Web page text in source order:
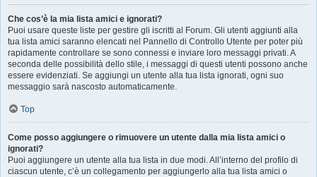
Che cos’è la mia lista amici e ignorati?
Puoi usare queste liste per gestire gli iscritti al Forum. Gli utenti aggiunti alla
tua lista amici saranno elencati nel Pannello di Controllo Utente per poter più
rapidamente controllare se sono connessi e inviare loro messaggi privati. A
seconda delle possibilità dello stile, i messaggi di questi utenti possono anche
essere evidenziati. Se aggiungi un utente alla tua lista ignorati, ogni suo
messaggio sarà nascosto automaticamente.
Top
Come posso aggiungere o rimuovere un utente dalla mia lista amici o
ignorati?
Puoi aggiungere un utente alla tua lista in due modi. All’interno del profilo di
ciascun utente, c’è un collegamento per aggiungerlo alla tua lista amici o